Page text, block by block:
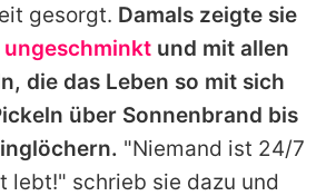
gesorgt. Damals zeigte sie
und mit allen
die das Leben so mit sich
über Sonnenbrand bis
"Niemand ist 24/7
lebt!" schrieb sie dazu und